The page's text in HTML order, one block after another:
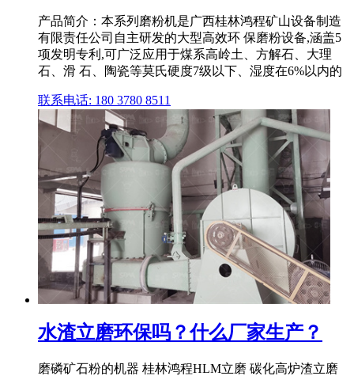
产品简介：本系列磨粉机是广西桂林鸿程矿山设备制造
有限责任公司自主研发的大型高效环 保磨粉设备,涵盖5
项发明专利,可广泛应用于煤系高岭土、方解石、大理
石、滑 石、陶瓷等莫氏硬度7级以下、湿度在6%以内的
联系电话: 180 3780 8511
水渣立磨环保吗？什么厂家生产？
磨磷矿石粉的机器 桂林鸿程HLM立磨 碳化高炉渣立磨